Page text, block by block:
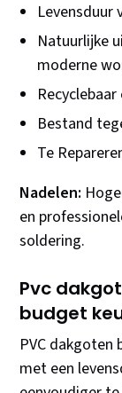
Levensduur
Natuurlijke
moderne
Bestand
Te
Nadelen:
en
soldering.
Pvc
budget
PVC
met een